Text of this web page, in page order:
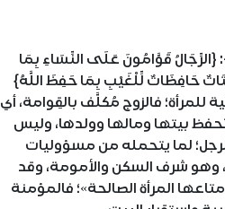
قَوَّامُونَ عَلَى النِّسَاءِ بِمَا
حَافِظَاتٌ لِّلْغَيْبِ بِمَا حَفِظَ اللَّهُ}
للمرأة؛ فالزوج مُكلَّف بالقِوامة، أي
بيتها ومالها وولدها، وليس
لما يتحمله من مسؤوليات
وهو شرف السكن والأمومة، وقد
المرأة الصالحة»؛ فالمؤمنة